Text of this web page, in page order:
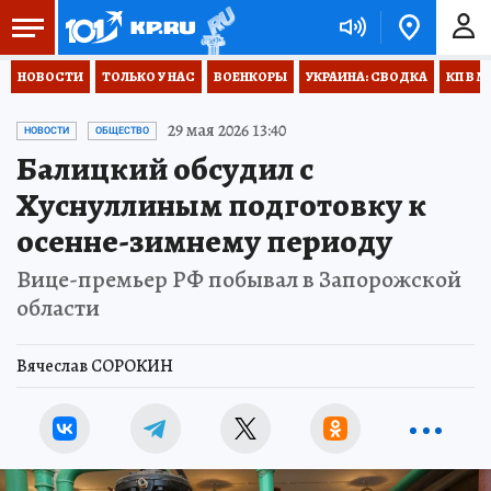
НОВОСТИ ТОЛЬКО У НАС ВОЕНКОРЫ УКРАИНА: СВОДКА КП В
НОВОСТИ ОБЩЕСТВО 29 мая 2026 13:40
Балицкий обсудил с
Хуснуллиным подготовку к
осенне-зимнему периоду
Вице-премьер РФ побывал в Запорожской
области
Вячеслав СОРОКИН